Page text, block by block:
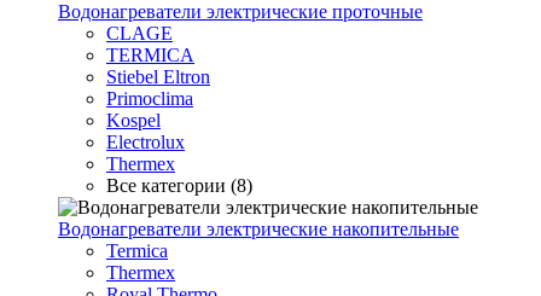
Водонагреватeли электрические проточные
CLAGE
TERMICA
Stiebel Eltron
Primoclima
Kospel
Electrolux
Thermex
Все категории (8)
Водонагреватели электрические накопительные
Termica
Thermex